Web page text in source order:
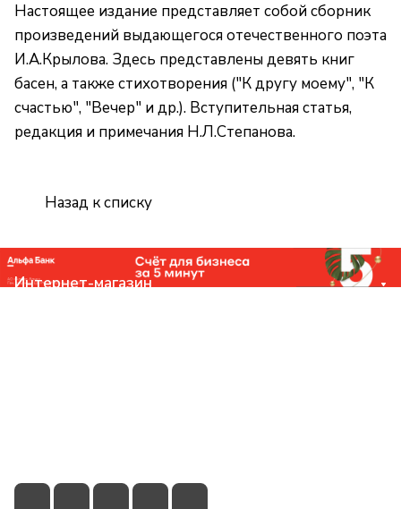
Настоящее издание представляет собой сборник
произведений выдающегося отечественного поэта
И.А.Крылова. Здесь представлены девять книг
басен, а также стихотворения ("К другу моему", "К
счастью", "Вечер" и др.). Вступительная статья,
редакция и примечания Н.Л.Степанова.
Назад к списку
Интернет-магазин